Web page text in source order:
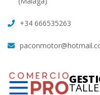
+34 666535263